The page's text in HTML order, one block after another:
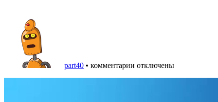
part40 • комментарии отключены